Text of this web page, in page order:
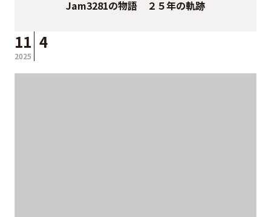
Jam3281の物語 ２５年の軌跡
11
2025
4